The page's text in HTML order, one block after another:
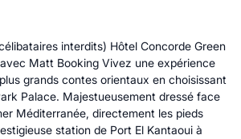
interdits) Hôtel Concorde Green
Matt Booking Vivez une expérience
grands contes orientaux en choisissant
Palace. Majestueusement dressé face
Méditerranée, directement les pieds
station de Port El Kantaoui à